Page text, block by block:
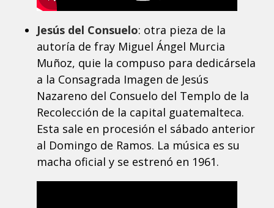
Jesús del Consuelo: otra pieza de la
autoría de fray Miguel Ángel Murcia
Muñoz, quie la compuso para dedicársela
a la Consagrada Imagen de Jesús
Nazareno del Consuelo del Templo de la
Recolección de la capital guatemalteca.
Esta sale en procesión el sábado anterior
al Domingo de Ramos. La música es su
macha oficial y se estrenó en 1961.